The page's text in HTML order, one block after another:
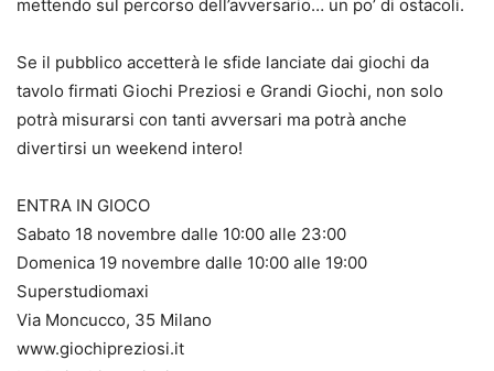
mettendo sul percorso dell’avversario… un po’ di ostacoli.
Se il pubblico accetterà le sfide lanciate dai giochi da
tavolo firmati Giochi Preziosi e Grandi Giochi, non solo
potrà misurarsi con tanti avversari ma potrà anche
divertirsi un weekend intero!
ENTRA IN GIOCO
Sabato 18 novembre dalle 10:00 alle 23:00
Domenica 19 novembre dalle 10:00 alle 19:00
Superstudiomaxi
Via Moncucco, 35 Milano
www.giochipreziosi.it